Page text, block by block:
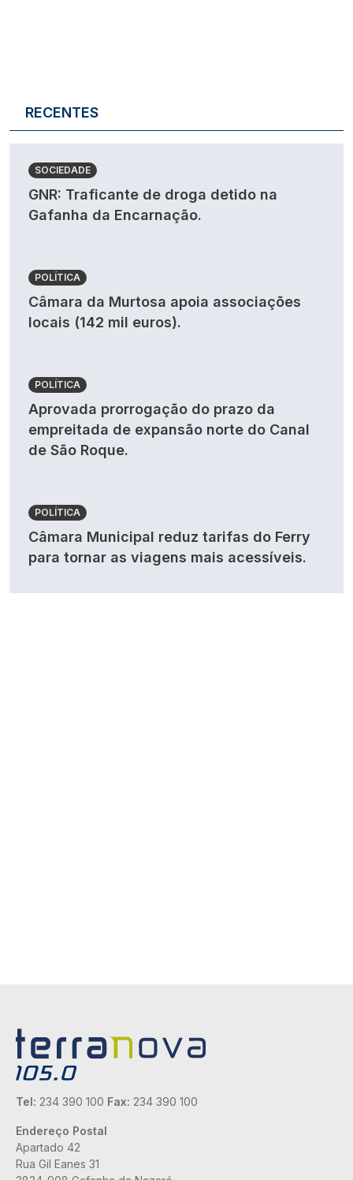
RECENTES
SOCIEDADE
GNR: Traficante de droga detido na
Gafanha da Encarnação.
POLÍTICA
Câmara da Murtosa apoia associações
locais (142 mil euros).
POLÍTICA
Aprovada prorrogação do prazo da
empreitada de expansão norte do Canal
de São Roque.
POLÍTICA
Câmara Municipal reduz tarifas do Ferry
para tornar as viagens mais acessíveis.
Tel: 234 390 100 Fax: 234 390 100
Endereço Postal
Apartado 42
Rua Gil Eanes 31